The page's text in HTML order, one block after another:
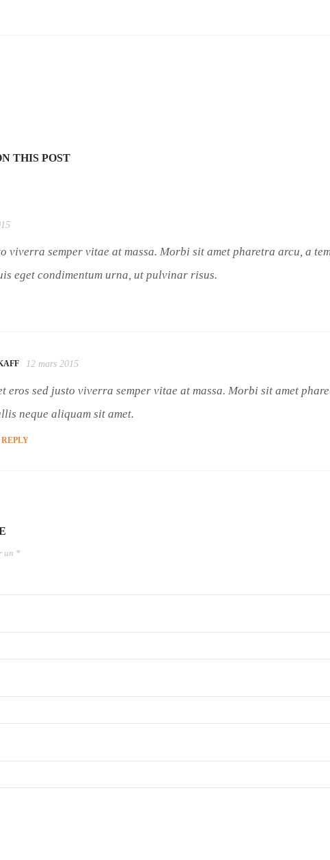
THIS POST
viverra semper vitae at massa. Morbi sit amet pharetra arcu, a
eget condimentum urna, ut pulvinar risus.
12 mars 2015
eros sed justo viverra semper vitae at massa. Morbi sit amet
neque aliquam sit amet.
un *